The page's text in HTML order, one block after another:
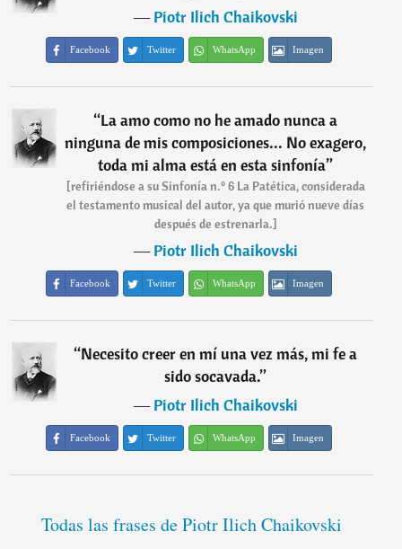
―Piotr Ilich Chaikovski
Facebook Twitter WhatsApp Imagen
“La amo como no he amado nunca a
ninguna de mis composiciones... No exagero,
toda mi alma está en esta sinfonía”
[refiriéndose a su Sinfonía n.º 6 La Patética, considerada
el testamento musical del autor, ya que murió nueve días
después de estrenarla.]
―Piotr Ilich Chaikovski
Facebook Twitter WhatsApp Imagen
“Necesito creer en mí una vez más, mi fe a
sido socavada.”
―Piotr Ilich Chaikovski
Facebook Twitter WhatsApp Imagen
Todas las frases de Piotr Ilich Chaikovski